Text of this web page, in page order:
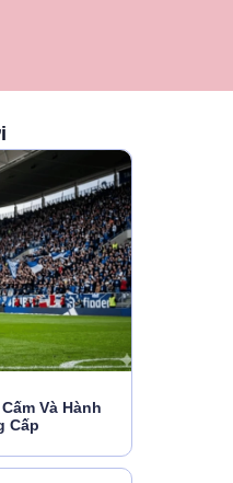
Và Hành
Cấp